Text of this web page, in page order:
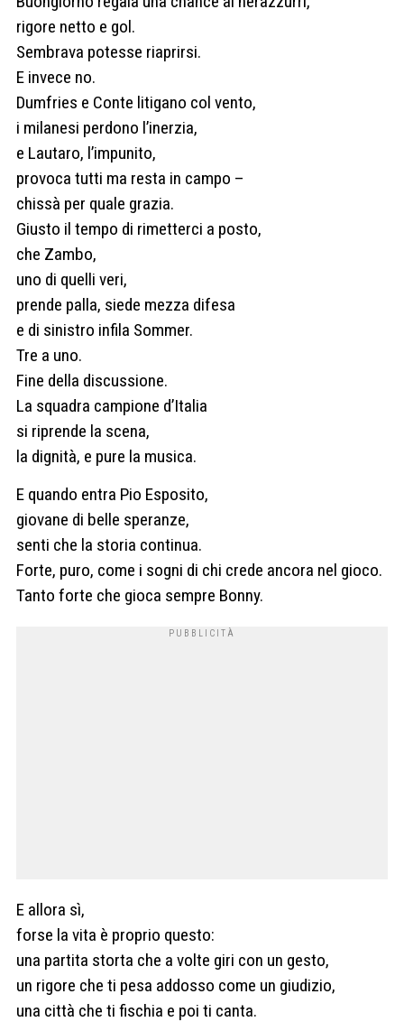
rigore netto e gol.
Sembrava potesse riaprirsi.
E invece no.
Dumfries e Conte litigano col vento,
i milanesi perdono l’inerzia,
e Lautaro, l’impunito,
provoca tutti ma resta in campo –
chissà per quale grazia.
Giusto il tempo di rimetterci a posto,
che Zambo,
uno di quelli veri,
prende palla, siede mezza difesa
e di sinistro infila Sommer.
Tre a uno.
Fine della discussione.
La squadra campione d’Italia
si riprende la scena,
la dignità, e pure la musica.
E quando entra Pio Esposito,
giovane di belle speranze,
senti che la storia continua.
Forte, puro, come i sogni di chi crede ancora nel gioco.
Tanto forte che gioca sempre Bonny.
E allora sì,
forse la vita è proprio questo:
una partita storta che a volte giri con un gesto,
un rigore che ti pesa addosso come un giudizio,
una città che ti fischia e poi ti canta.